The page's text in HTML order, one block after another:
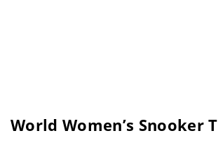
World Women’s Snooker